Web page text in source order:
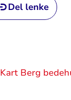
Del lenke
Kart Berg